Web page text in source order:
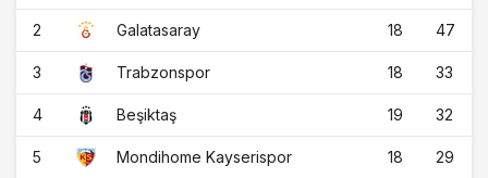
2 Galatasaray 18 47
3 Trabzonspor 18 33
4 Beşiktaş 19 32
5 Mondihome Kayserispor 18 29